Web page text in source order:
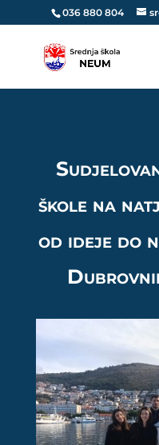
036 880 804
škole na
od ideje do